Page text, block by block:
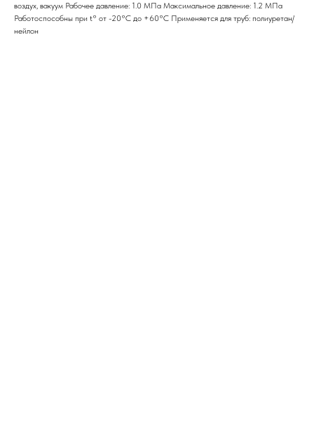
воздух, вакуум Рабочее давление: 1.0 МПа Максимальное давление: 1.2 МПа
Работоспособны при t° от -20°С до +60°С Применяется для труб: полиуретан/
нейлон